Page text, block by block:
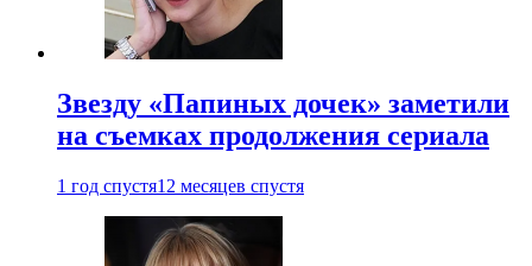
Звезду «Папиных дочек» заметили
на съемках продолжения сериала
1 год спустя12 месяцев спустя